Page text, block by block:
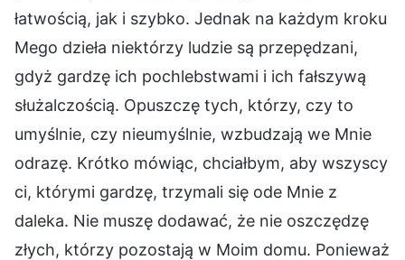
łatwością, jak i szybko. Jednak na każdym kroku
Mego dzieła niektórzy ludzie są przepędzani,
gdyż gardzę ich pochlebstwami i ich fałszywą
służalczością. Opuszczę tych, którzy, czy to
umyślnie, czy nieumyślnie, wzbudzają we Mnie
odrazę. Krótko mówiąc, chciałbym, aby wszyscy
ci, którymi gardzę, trzymali się ode Mnie z
daleka. Nie muszę dodawać, że nie oszczędzę
złych, którzy pozostają w Moim domu. Ponieważ